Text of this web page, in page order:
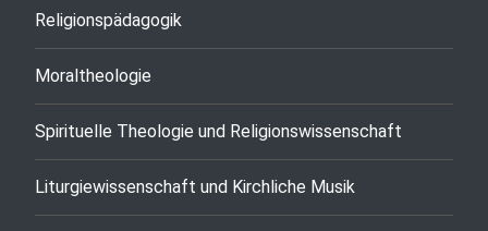
Religionspädagogik
Moraltheologie
Spirituelle Theologie und Religionswissenschaft
Liturgiewissenschaft und Kirchliche Musik